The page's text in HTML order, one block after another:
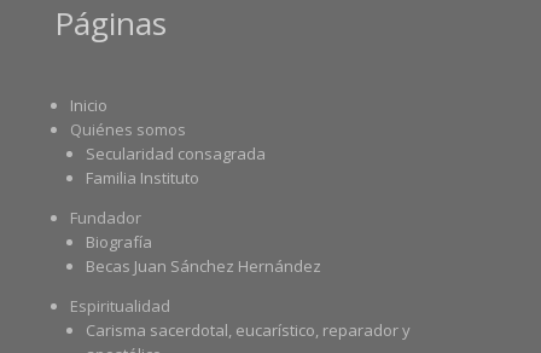
Páginas
Inicio
Quiénes somos
Secularidad consagrada
Familia Instituto
Fundador
Biografía
Becas Juan Sánchez Hernández
Espiritualidad
Carisma sacerdotal, eucarístico, reparador y